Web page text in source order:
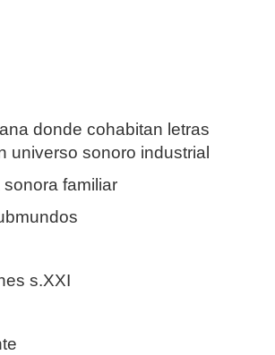
donde cohabitan letras
universo sonoro industrial
familiar
s.XXI